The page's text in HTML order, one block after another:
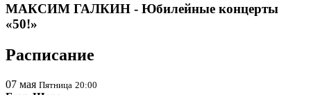
МАКСИМ ГАЛКИН - Юбилейные концерты
«50!»
Расписание
07 мая Пятница 20:00